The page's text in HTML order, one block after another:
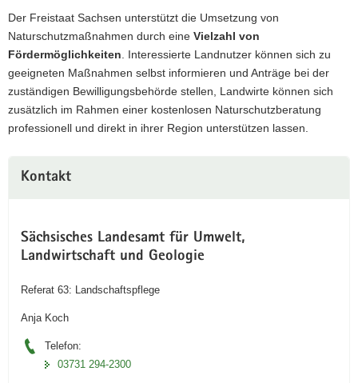
Der Freistaat Sachsen unterstützt die Umsetzung von
Naturschutzmaßnahmen durch eine Vielzahl von
Fördermöglichkeiten . Interessierte Landnutzer können sich zu
geeigneten Maßnahmen selbst informieren und Anträge bei der
zuständigen Bewilligungsbehörde stellen, Landwirte können sich
zusätzlich im Rahmen einer kostenlosen Naturschutzberatung
professionell und direkt in ihrer Region unterstützen lassen.
Kontakt
Sächsisches Landesamt für Umwelt,
Landwirtschaft und Geologie
Referat 63: Landschaftspflege
Anja Koch
Telefon:
03731 294-2300